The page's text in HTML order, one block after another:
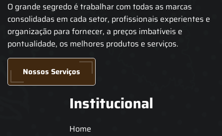
O grande segredo é trabalhar com todas as marcas
consolidadas em cada setor, profissionais experientes e
organização para fornecer, a preços imbatíveis e
pontualidade, os melhores produtos e serviços.
Nossos Serviços
Institucional
Home